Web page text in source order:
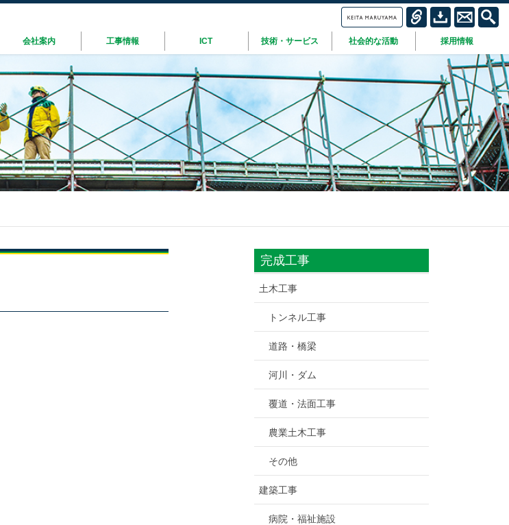
会社案内 工事情報 ICT 技術・サービス 社会的な活動 採用情報
完成工事
土木工事
トンネル工事
道路・橋梁
河川・ダム
覆道・法面工事
農業土木工事
その他
建築工事
病院・福祉施設